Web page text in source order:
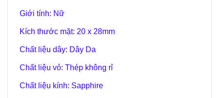
Giới tính: Nữ
Kích thước mặt: 20 x 28mm
Chất liệu dây: Dây Da
Chất liệu vỏ: Thép không rỉ
Chất liệu kính: Sapphire